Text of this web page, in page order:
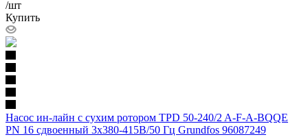
/шт
Купить
Насос ин-лайн с сухим ротором TPD 50-240/2 A-F-A-BQQE
PN 16 сдвоенный 3х380-415В/50 Гц Grundfos 96087249